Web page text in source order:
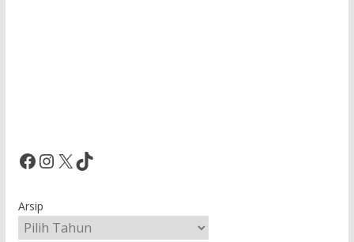
Facebook InstagramX TikTok
Arsip